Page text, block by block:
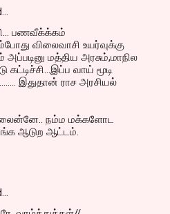
பணவீக்க்கம்
விலைவாசி உயர்வுக்கு
மத்திய அரசும்,மாநில
கட்டிச்சி...இப்ப வாய் மூடி
இதுதான் ராச அரசியல்
நம்ம மக்களோட
ஆடுற ஆட்டம்.